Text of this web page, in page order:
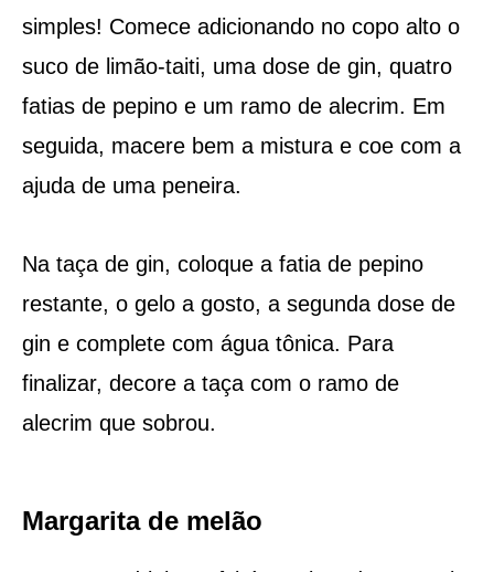
simples! Comece adicionando no copo alto o
suco de limão-taiti, uma dose de gin, quatro
fatias de pepino e um ramo de alecrim. Em
seguida, macere bem a mistura e coe com a
ajuda de uma peneira.
Na taça de gin, coloque a fatia de pepino
restante, o gelo a gosto, a segunda dose de
gin e complete com água tônica. Para
finalizar, decore a taça com o ramo de
alecrim que sobrou.
Margarita de melão